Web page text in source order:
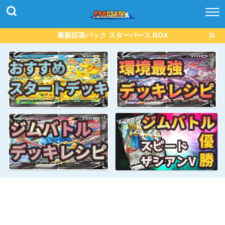
最新拡張パック スターバース BOX